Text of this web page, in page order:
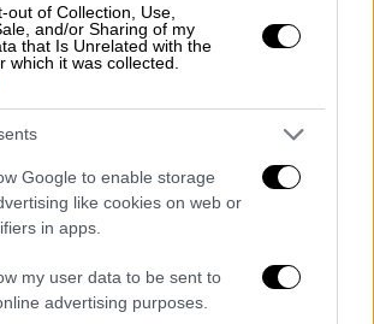
out of Collection, Use,
and/or Sharing of my
that Is Unrelated with the
which it was collected.
Google to enable storage
like cookies on web or
in apps.
my user data to be sent to
advertising purposes.
12:30
Το Ελ Σαλβαδόρ
να γίνει η φυλακή της
και Αμερικανούς